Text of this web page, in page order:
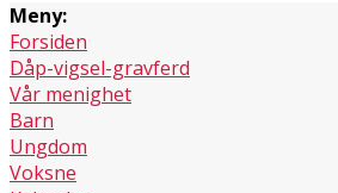
Meny:
Forsiden
Dåp-vigsel-gravferd
Vår menighet
Barn
Ungdom
Voksne